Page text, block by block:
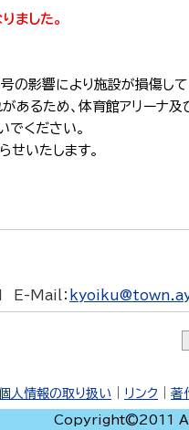
ました。
の影響により施設が損傷し
あるため、体育館アリーナ
ください。
いたします。
E-Mail ：
人情報の取り扱い リンク 著
Copyright©2011